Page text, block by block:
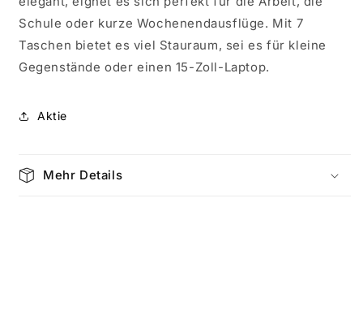
Schule oder kurze Wochenendausflüge. Mit 7
Taschen bietet es viel Stauraum, sei es für kleine
Gegenstände oder einen 15-Zoll-Laptop.
Aktie
Mehr Details